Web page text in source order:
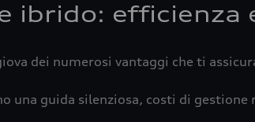
ibrido: efficienza
dei numerosi vantaggi che ti
una guida silenziosa, costi di